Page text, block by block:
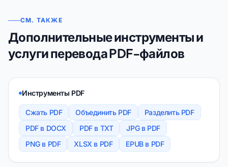
СМ. ТАКЖЕ
Дополнительные инструменты и
услуги перевода PDF-файлов
Инструменты PDF
Сжать PDF Объединить PDF
Разделить PDF
PDF в DOCX
PDF в TXT
JPG в PDF
PNG в PDF
XLSX в PDF EPUB в PDF